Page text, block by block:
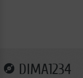
DIMA1234